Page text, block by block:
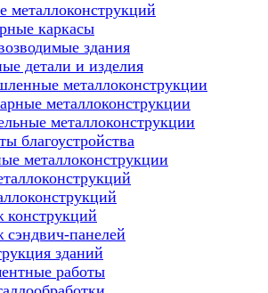
металлоконструкций
каркасы
здания
детали и изделия
металлоконструкции
металлоконструкции
металлоконструкции
благоустройства
металлоконструкции
панелей
зданий
работы